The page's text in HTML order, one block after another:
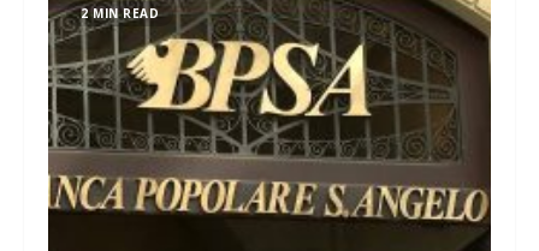
2 MIN READ